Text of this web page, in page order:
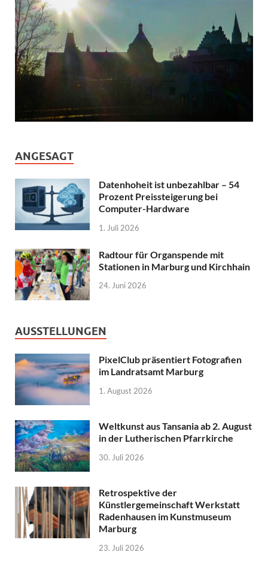
ANGESAGT
Datenhoheit ist unbezahlbar – 54
Prozent Preissteigerung bei
Computer-Hardware
1. Juli 2026
Radtour für Organspende mit
Stationen in Marburg und Kirchhain
24. Juni 2026
AUSSTELLUNGEN
PixelClub präsentiert Fotografien
im Landratsamt Marburg
1. August 2026
Weltkunst aus Tansania ab 2. August
in der Lutherischen Pfarrkirche
30. Juli 2026
Retrospektive der
Künstlergemeinschaft Werkstatt
Radenhausen im Kunstmuseum
Marburg
23. Juli 2026